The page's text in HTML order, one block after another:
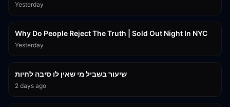
Yesterday
Why Do People Reject The Truth | Sold Out Night In NYC
Yesterday
שיעור בשביל מי שאין לו סיבה לחיות
2 days ago